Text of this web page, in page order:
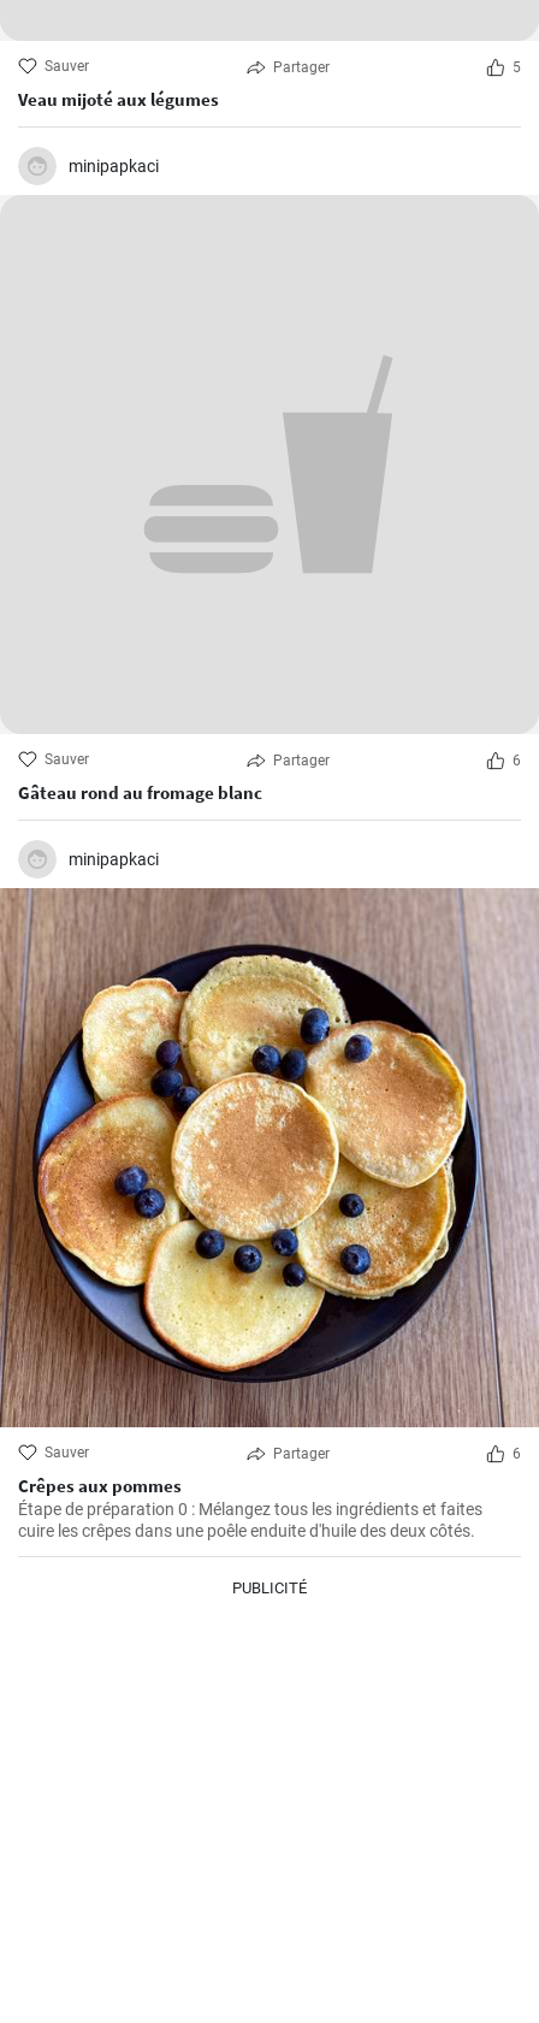
Sauver Partager 5
Veau mijoté aux légumes
minipapkaci
Sauver Partager 6
Gâteau rond au fromage blanc
minipapkaci
Sauver Partager 6
Crêpes aux pommes
Étape de préparation 0 : Mélangez tous les ingrédients et faites
cuire les crêpes dans une poêle enduite d'huile des deux côtés.
PUBLICITÉ